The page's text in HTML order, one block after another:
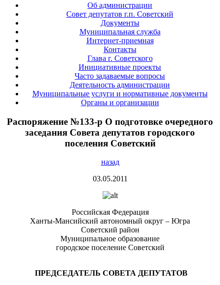
Об администрации
Совет депутатов г.п. Советский
Документы
Муниципальная служба
Интернет-приемная
Контакты
Глава г. Советского
Инициативные проекты
Часто задаваемые вопросы
Деятельность администрации
Муниципальные услуги и нормативные документы
Органы и организации
Распоряжение №133-р О подготовке очередного
заседания Совета депутатов городского
поселения Советский
назад
03.05.2011
Российская Федерация
Ханты-Мансийский автономный округ – Югра
Советский район
Муниципальное образование
городское поселение Советский
ПРЕДСЕДАТЕЛЬ СОВЕТА ДЕПУТАТОВ